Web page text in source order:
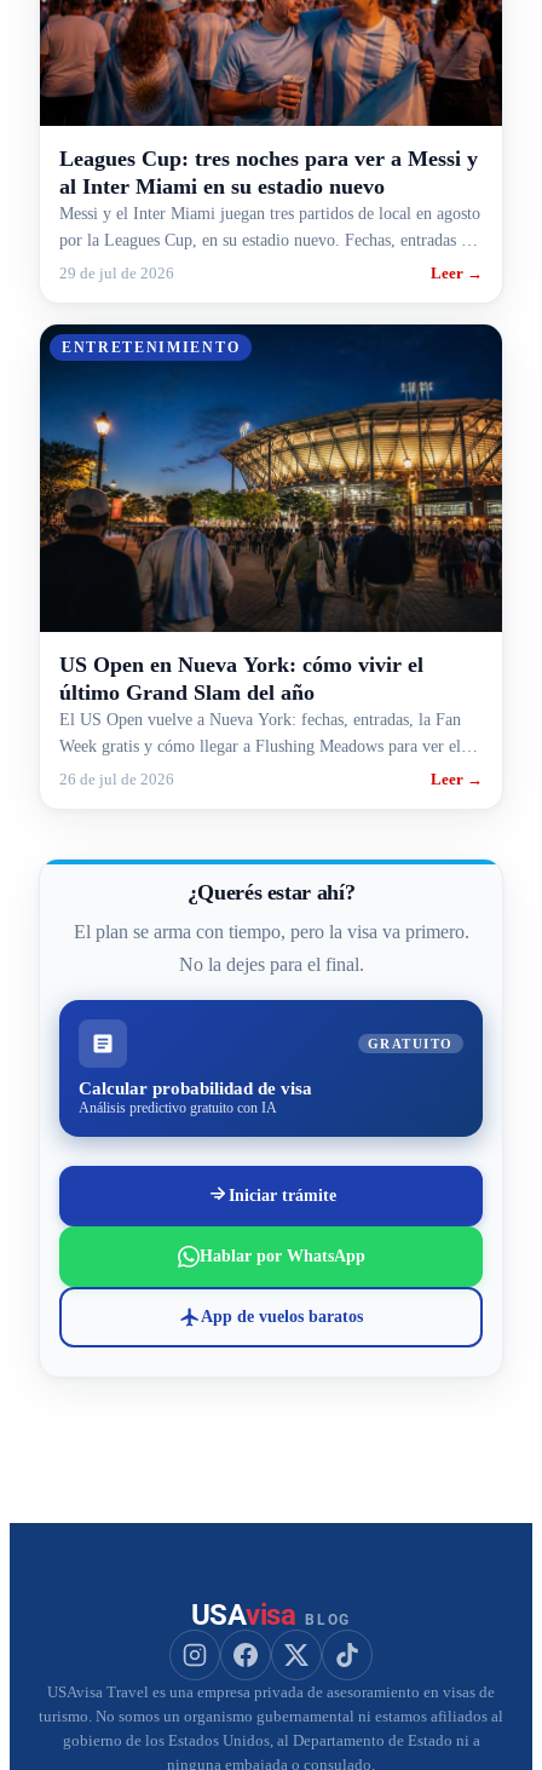
Leagues Cup: tres noches para ver a Messi y
al Inter Miami en su estadio nuevo
Messi y el Inter Miami juegan tres partidos de local en agosto
por la Leagues Cup, en su estadio nuevo. Fechas, entradas y
cómo armar el viaje desde Argentina.
29 de jul de 2026 Leer →
ENTRETENIMIENTO
US Open en Nueva York: cómo vivir el
último Grand Slam del año
El US Open vuelve a Nueva York: fechas, entradas, la Fan
Week gratis y cómo llegar a Flushing Meadows para ver el
último Grand Slam del año.
26 de jul de 2026 Leer →
¿Querés estar ahí?
El plan se arma con tiempo, pero la visa va primero.
No la dejes para el final.
Calcular probabilidad de visa
Análisis predictivo gratuito con IA
GRATUITO
Iniciar trámite
Hablar por WhatsApp
App de vuelos baratos
USAvisa BLOG
Seguir a USAvisa en Instagram
Seguir a USAvisa en Facebook
Seguir a USAvisa en X
Seguir a USAvisa en
USAvisa Travel es una empresa privada de asesoramiento en visas de
turismo. No somos un organismo gubernamental ni estamos afiliados al
gobierno de los Estados Unidos, al Departamento de Estado ni a
ninguna embajada o consulado.